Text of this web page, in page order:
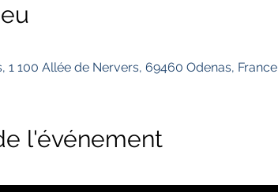
1 100 Allée de Nervers, 69460 Odenas, France
l'événement